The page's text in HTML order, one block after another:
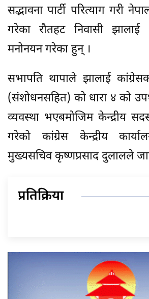
सद्भावना पार्टी परित्याग गरी
गरेका रौतहट निवासी झालाई
मनोनयन गरेका हुन् ।
सभापति थापाले झालाई
(संशोधनसहित) को धारा ४ को
व्यवस्था भएबमोजिम केन्द्रीय
गरेको कांग्रेस केन्द्रीय
मुख्यसचिव कृष्णप्रसाद दुलालले
प्रतिक्रिया